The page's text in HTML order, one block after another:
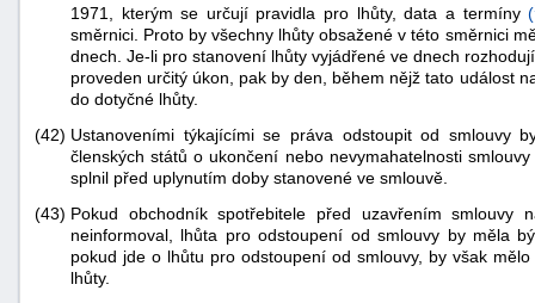
1971, kterým se určují pravidla pro lhůty, data a termíny(
směrnici. Proto by všechny lhůty obsažené v této směrnici
dnech. Je-li pro stanovení lhůty vyjádřené ve dnech
proveden určitý úkon, pak by den, během nějž tato událost
do dotyčné lhůty.
(42) Ustanoveními týkajícími se práva odstoupit od smlouvy
členských států o ukončení nebo nevymahatelnosti
splnil před uplynutím doby stanovené ve smlouvě.
(43) Pokud obchodník spotřebitele před uzavřením smlouvy
neinformoval, lhůta pro odstoupení od smlouvy by měla
pokud jde o lhůtu pro odstoupení od smlouvy, by však
lhůty.